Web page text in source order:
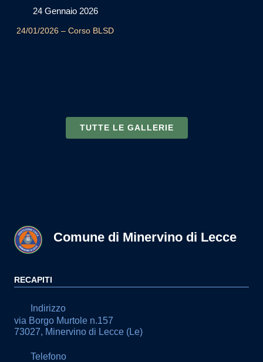
24 Gennaio 2026
24/01/2026 – Corso BLSD
TUTTE LE GALLERIE
Comune di Minervino di Lecce
RECAPITI
Indirizzo
via Borgo Murtole n.157
73027, Minervino di Lecce (Le)
Telefono